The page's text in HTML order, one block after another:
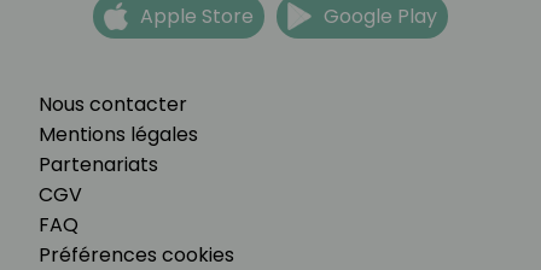
Nous contacter
Mentions légales
Partenariats
CGV
FAQ
Préférences cookies
Apple Store Google Play